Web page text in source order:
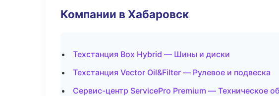
Компании в Хабаровск
Техстанция Box Hybrid — Шины и диски
Техстанция Vector Oil&Filter — Рулевое и подвеска
Сервис-центр ServicePro Premium — Техническое